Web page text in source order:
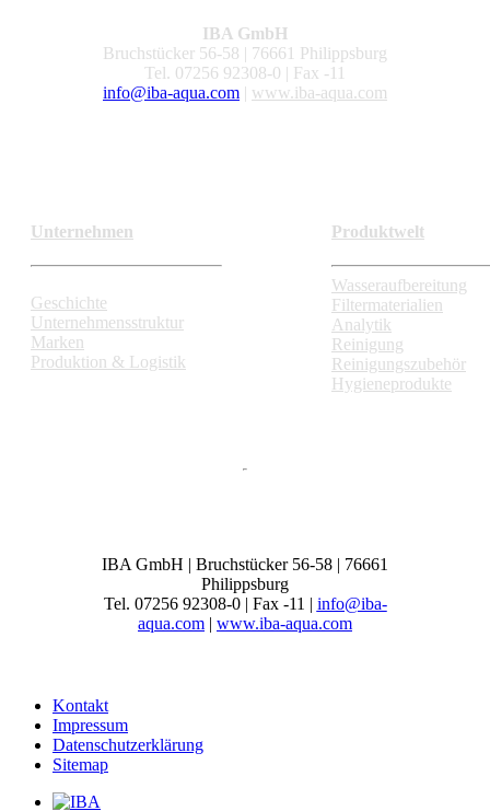
IBA GmbH
Bruchstücker 56-58 | 76661 Philippsburg
Tel. 07256 92308-0 | Fax -11
info@iba-aqua.com | www.iba-aqua.com
Unternehmen Produktwelt
Geschichte
Unternehmensstruktur
Marken
Produktion & Logistik
Wasseraufbereitung
Filtermaterialien
Analytik
Reinigung
Reinigungszubehör
Hygieneprodukte
IBA GmbH | Bruchstücker 56-58 | 76661
Philippsburg
Tel. 07256 92308-0 | Fax -11 | info@iba-
aqua.com | www.iba-aqua.com
Kontakt
Impressum
Datenschutzerklärung
Sitemap